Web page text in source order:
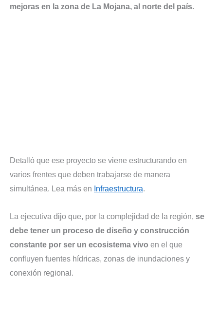
mejoras en la zona de La Mojana, al norte del país.
Detalló que ese proyecto se viene estructurando en
varios frentes que deben trabajarse de manera
simultánea. Lea más en Infraestructura.
La ejecutiva dijo que, por la complejidad de la región, se
debe tener un proceso de diseño y construcción
constante por ser un ecosistema vivo en el que
confluyen fuentes hídricas, zonas de inundaciones y
conexión regional.